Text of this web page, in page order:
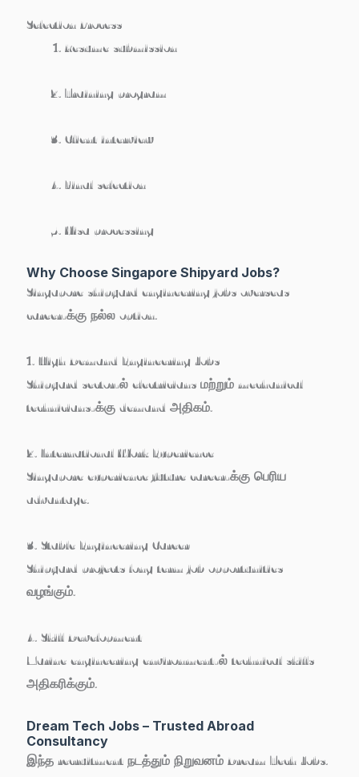
Selection Process
Resume submission
Training program
Client interview
Final selection
Visa processing
Why Choose Singapore Shipyard Jobs?
Singapore shipyard engineering jobs overseas
career-க்கு நல்ல option.
1. High Demand Engineering Jobs
Shipyard sector-ல் electricians மற்றும் mechanical
technicians-க்கு demand அதிகம்.
2. International Work Experience
Singapore experience future career-க்கு பெரிய
advantage.
3. Stable Engineering Career
Shipyard projects long term job opportunities
வழங்கும்.
4. Skill Development
Marine engineering environment-ல் technical skills
அதிகரிக்கும்.
Dream Tech Jobs – Trusted Abroad
Consultancy
இந்த recruitment நடத்தும் நிறுவனம் Dream Tech Jobs.